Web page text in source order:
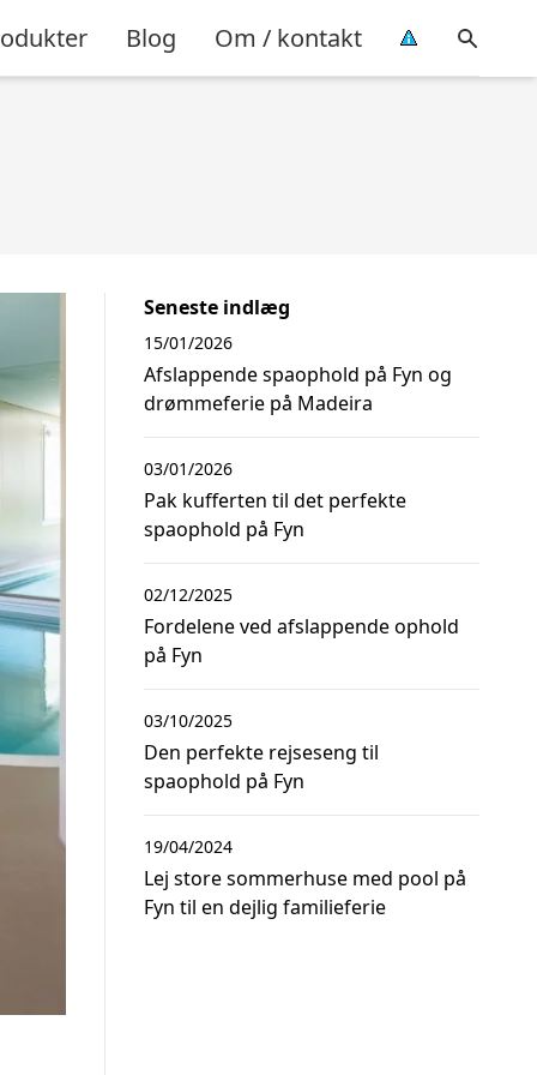
Blog Om / kontakt
Seneste indlæg
Afslappende spaophold på Fyn og
drømmeferie på Madeira
15/01/2026
Pak kufferten til det perfekte
spaophold på Fyn
03/01/2026
Fordelene ved afslappende ophold
på Fyn
02/12/2025
Den perfekte rejseseng til
spaophold på Fyn
03/10/2025
Lej store sommerhuse med pool på
Fyn til en dejlig familieferie
19/04/2024